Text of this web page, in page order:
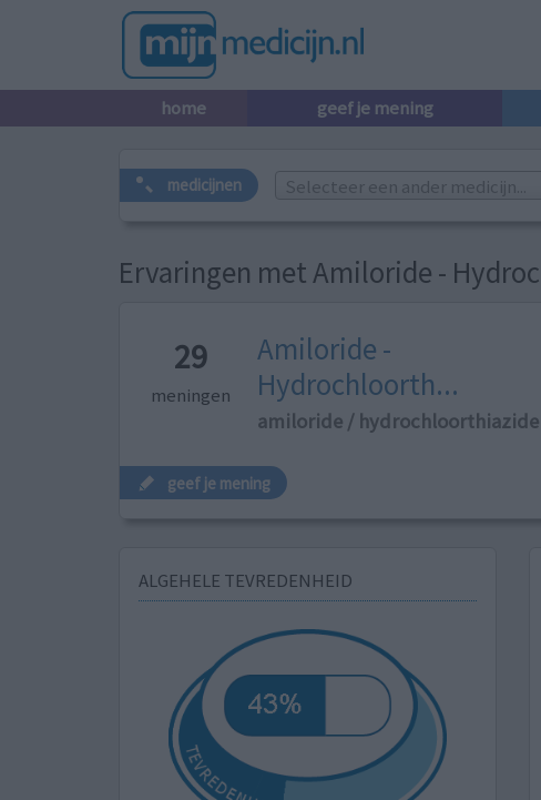
home geef je mening
medicijnen Selecteer een ander medicijn...
Ervaringen met Amiloride -
29
meningen
Amiloride -
Hydrochloorth...
amiloride / hydrochloorthiazide
geef je mening
ALGEHELE TEVREDENHEID